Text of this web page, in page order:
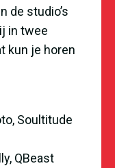
de studio’s
in twee
kun je horen
Soultitude
QBeast